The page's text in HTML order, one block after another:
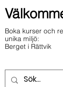
Boka kurser och
unika miljö:
Berget i Rättvik